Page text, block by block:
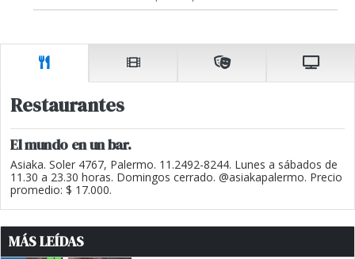
Restaurantes
El mundo en un bar.
Asiaka. Soler 4767, Palermo. 11.2492-8244. Lunes a sábados de
11.30 a 23.30 horas. Domingos cerrado. @asiakapalermo. Precio
promedio: $ 17.000.
MÁS LEÍDAS